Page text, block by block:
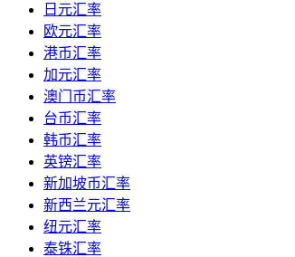
日元汇率
欧元汇率
港币汇率
加元汇率
澳门币汇率
台币汇率
韩币汇率
英镑汇率
新加坡币汇率
新西兰元汇率
纽元汇率
泰铢汇率